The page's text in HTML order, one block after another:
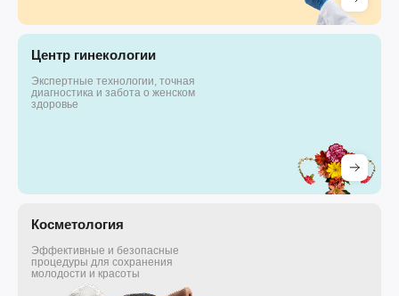
Центр гинекологии
Экспертные технологии, точная
диагностика и забота о женском
здоровье
Косметология
Эффективные и безопасные
процедуры для сохранения
молодости и красоты